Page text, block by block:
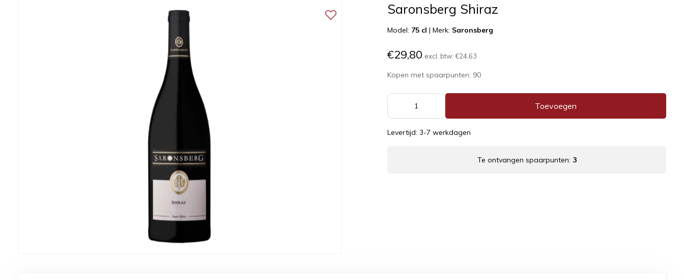
Saronsberg Shiraz
Model: 75 cl |Merk: Saronsberg
€29,80 excl. btw:€24,63
Kopen met spaarpunten: 90
Toevoegen
Levertijd: 3-7 werkdagen
Te ontvangen spaarpunten: 3